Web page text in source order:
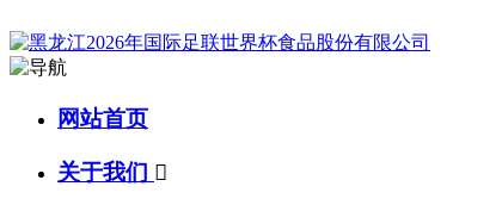
网站首页
关于我们 